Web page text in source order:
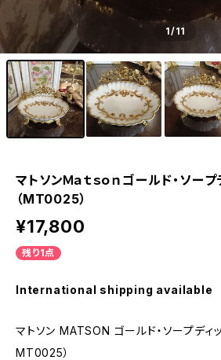
1/11
マトソンＭａｔｓｏｎゴールド・ソー
（MT0025）
¥17,800
残り1点
International shipping available
マトソン MATSON ゴールド・ソープディ
MT0025）